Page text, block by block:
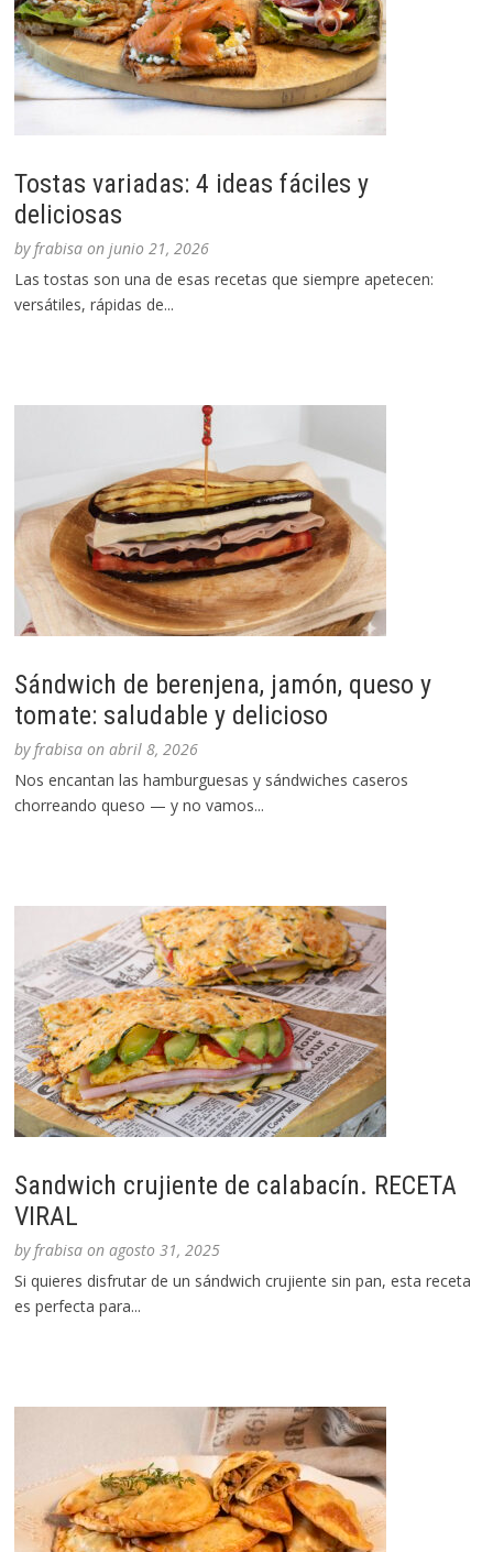
Tostas variadas: 4 ideas fáciles y
deliciosas
byfrabisa onjunio 21, 2026
Las tostas son una de esas recetas que siempre apetecen:
versátiles, rápidas de...
Sándwich de berenjena, jamón, queso y
tomate: saludable y delicioso
byfrabisa onabril 8, 2026
Nos encantan las hamburguesas y sándwiches caseros
chorreando queso — y no vamos...
Sandwich crujiente de calabacín. RECETA
VIRAL
byfrabisa onagosto 31, 2025
Si quieres disfrutar de un sándwich crujiente sin pan, esta receta
es perfecta para...